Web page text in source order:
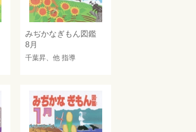
みぢかなぎもん図鑑
8月
千葉昇 、他 指導